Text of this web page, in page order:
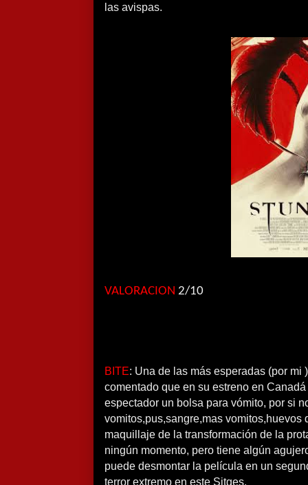
las avispas.
VALORACION 2/10
BITE: Una de las más esperadas (por
comentado que en su estreno en
espectador un bolsa para vómito, por si
vomitos,pus,sangre,mas vomitos,huevos
maquillaje de la transformación de la
ningún momento, pero tiene algún
puede desmontar la película en un
terror extremo en este Sitges.